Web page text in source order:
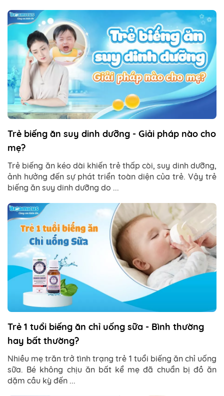
Trẻ biếng ăn suy dinh dưỡng - Giải pháp nào cho
mẹ?
Trẻ biếng ăn kéo dài khiến trẻ thấp còi, suy dinh dưỡng,
ảnh hưởng đến sự phát triển toàn diện của trẻ. Vậy trẻ
biếng ăn suy dinh dưỡng do ...
Trẻ 1 tuổi biếng ăn chỉ uống sữa - Bình thường
hay bất thường?
Nhiều mẹ trăn trở tình trạng trẻ 1 tuổi biếng ăn chỉ uống
sữa. Bé không chịu ăn bất kể mẹ đã chuẩn bị đồ ăn
dặm cầu kỳ đến ...